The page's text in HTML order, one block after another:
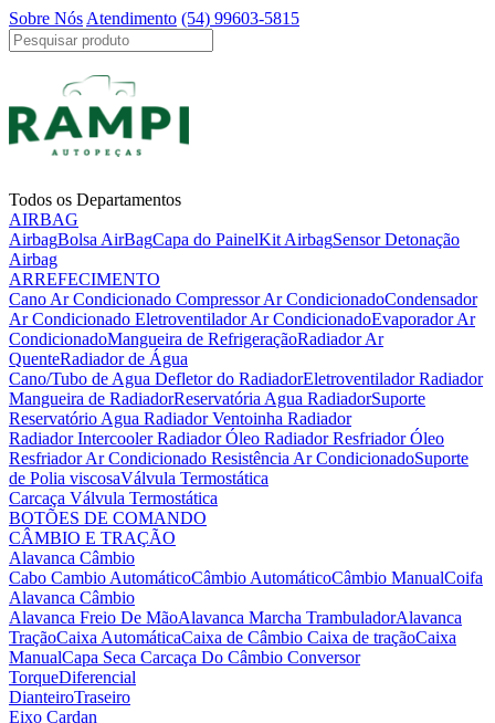
Sobre Nós Atendimento (54) 99603-5815
Todos os Departamentos
AIRBAG
AirbagBolsa AirBagCapa do PainelKit AirbagSensor Detonação
Airbag
ARREFECIMENTO
Cano Ar Condicionado Compressor Ar CondicionadoCondensador
Ar Condicionado Eletroventilador Ar CondicionadoEvaporador Ar
CondicionadoMangueira de RefrigeraçãoRadiador Ar
QuenteRadiador de Água
Cano/Tubo de Agua Defletor do RadiadorEletroventilador Radiador
Mangueira de RadiadorReservatória Agua RadiadorSuporte
Reservatório Agua RadiadorVentoinha Radiador
Radiador IntercoolerRadiador Óleo Radiador Resfriador Óleo
Resfriador Ar Condicionado Resistência Ar CondicionadoSuporte
de Polia viscosaVálvula Termostática
Carcaça Válvula Termostática
BOTÕES DE COMANDO
CÂMBIO E TRAÇÃO
Alavanca Câmbio
Cabo Cambio AutomáticoCâmbio AutomáticoCâmbio ManualCoifa
Alavanca Câmbio
Alavanca Freio De MãoAlavanca Marcha TrambuladorAlavanca
TraçãoCaixa AutomáticaCaixa de Câmbio Caixa de traçãoCaixa
ManualCapa Seca Carcaça Do Câmbio Conversor
TorqueDiferencial
DianteiroTraseiro
Eixo Cardan